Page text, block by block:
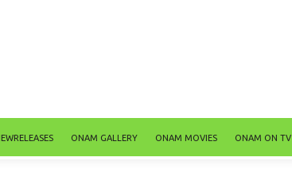
ONAM GALLERY ONAM MOVIES ONAM ON TV